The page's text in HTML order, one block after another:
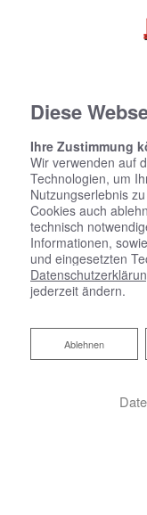
Diese
Ihre Zustimmung
Wir verwenden auf
Technologien, um
Nutzungserlebnis
Cookies auch
technisch
Informationen,
und eingesetzten
jederzeit ändern.
Ablehnen
Ablehnen